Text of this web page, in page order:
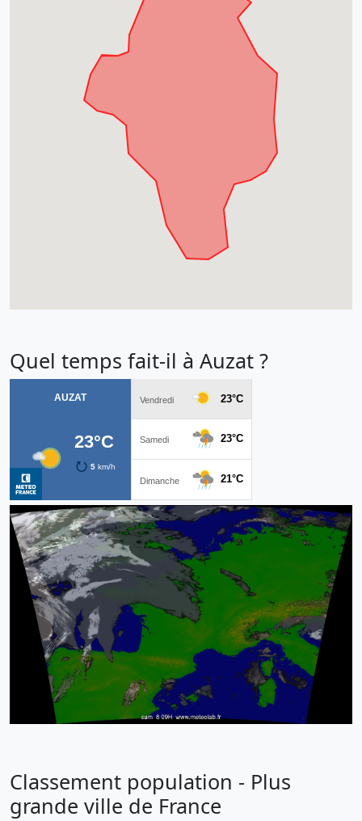
Quel temps fait-il à Auzat ?
Classement population - Plus
grande ville de France